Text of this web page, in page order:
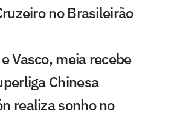
no Brasileirão
Vasco, meia recebe
Chinesa
realiza sonho no